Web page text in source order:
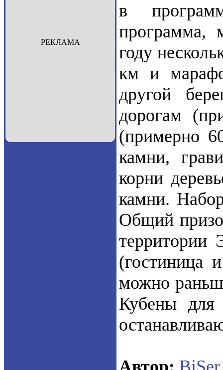
РЕКЛАМА
в
программа,
году
км и
другой
дорогам
(примерно
камни,
корни
камни.
Общий
территории
(гостиница
можно
Кубены для